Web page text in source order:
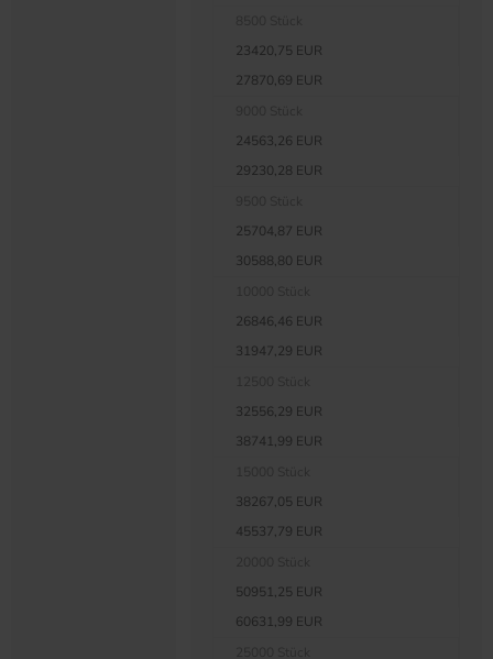
23420,75 EUR
27870,69 EUR
24563,26 EUR
29230,28 EUR
25704,87 EUR
30588,80 EUR
26846,46 EUR
31947,29 EUR
32556,29 EUR
38741,99 EUR
38267,05 EUR
45537,79 EUR
50951,25 EUR
60631,99 EUR